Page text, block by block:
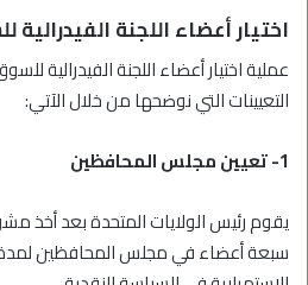
اختيار أعضاء اللجنة
عملية اختيار أعضاء اللجنة الفيدرالية
التعيينات التي نوضحها من خلال الآتي:
1- تعيين مجلس المحافظين
يقوم رئيس الولايات المتحدة بعد أخذ